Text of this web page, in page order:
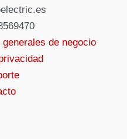
de negocio